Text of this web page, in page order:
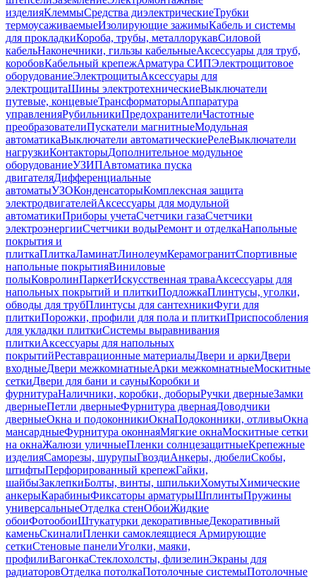
изделияКлеммыСредства диэлектрическиеТрубки
термоусаживаемыеИзолирующие зажимыКабель и системы
для прокладкиКороба, трубы, металлорукавСиловой
кабельНаконечники, гильзы кабельныеАксессуары для труб,
коробовКабельный крепежАрматура СИПЭлектрощитовое
оборудованиеЭлектрощитыАксессуары для
электрощитаШины электротехническиеВыключатели
путевые, концевыеТрансформаторыАппаратура
управленияРубильникиПредохранителиЧастотные
преобразователиПускатели магнитныеМодульная
автоматикаВыключатели автоматическиеРелеВыключатели
нагрузкиКонтакторыДополнительное модульное
оборудованиеУЗИПАвтоматика пуска
двигателяДифференциальные
автоматыУЗОКонденсаторыКомплексная защита
электродвигателейАксессуары для модульной
автоматикиПриборы учетаСчетчики газаСчетчики
электроэнергииСчетчики водыРемонт и отделкаНапольные
покрытия и
плиткаПлиткаЛаминатЛинолеумКерамогранитСпортивные
напольные покрытияВиниловые
полыКовролинПаркетИскусственная траваАксессуары для
напольных покрытий и плиткиПодложкаПлинтусы, уголки,
обводы для трубПлинтусы для сантехникиФуги для
плиткиПорожки, профили для пола и плиткиПриспособления
для укладки плиткиСистемы выравнивания
плиткиАксессуары для напольных
покрытийРеставрационные материалыДвери и аркиДвери
входныеДвери межкомнатныеАрки межкомнатныеМоскитные
сеткиДвери для бани и сауныКоробки и
фурнитураНаличники, коробки, доборыРучки дверныеЗамки
дверныеПетли дверныеФурнитура двернаяДоводчики
дверныеОкна и подоконникиОкнаПодоконники, отливыОкна
мансардныеФурнитура оконнаяМягкие окнаМоскитные сетки
на окнаЖалюзи уличныеПленки солнцезащитныеКрепежные
изделияСаморезы, шурупыГвоздиАнкеры, дюбелиСкобы,
штифтыПерфорированный крепежГайки,
шайбыЗаклепкиБолты, винты, шпилькиХомутыХимические
анкерыКарабиныФиксаторы арматурыШплинтыПружины
универсальныеОтделка стенОбоиЖидкие
обоиФотообоиШтукатурки декоративныеДекоративный
каменьСкиналиПленки самоклеящиеся Армирующие
сеткиСтеновые панелиУголки, маяки,
профилиВагонкаСтеклохолсты, флизелинЭкраны для
радиаторовОтделка потолкаПотолочные системыПотолочные